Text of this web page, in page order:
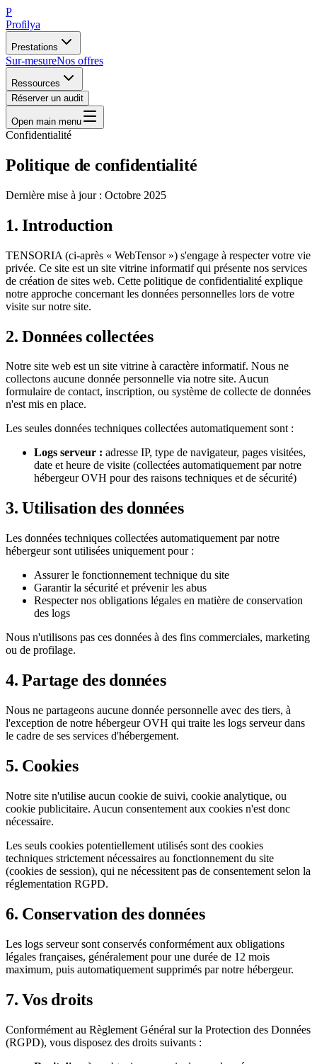
P
Profilya
Prestations
Sur-mesureNos offres
Ressources
Réserver un audit
Open main menu
Confidentialité
Politique de confidentialité
Dernière mise à jour : Octobre 2025
1. Introduction
TENSORIA (ci-après « WebTensor ») s'engage à respecter votre vie
privée. Ce site est un site vitrine informatif qui présente nos services
de création de sites web. Cette politique de confidentialité explique
notre approche concernant les données personnelles lors de votre
visite sur notre site.
2. Données collectées
Notre site web est un site vitrine à caractère informatif. Nous ne
collectons aucune donnée personnelle via notre site. Aucun
formulaire de contact, inscription, ou système de collecte de données
n'est mis en place.
Les seules données techniques collectées automatiquement sont :
Logs serveur : adresse IP, type de navigateur, pages visitées,
date et heure de visite (collectées automatiquement par notre
hébergeur OVH pour des raisons techniques et de sécurité)
3. Utilisation des données
Les données techniques collectées automatiquement par notre
hébergeur sont utilisées uniquement pour :
Assurer le fonctionnement technique du site
Garantir la sécurité et prévenir les abus
Respecter nos obligations légales en matière de conservation
des logs
Nous n'utilisons pas ces données à des fins commerciales, marketing
ou de profilage.
4. Partage des données
Nous ne partageons aucune donnée personnelle avec des tiers, à
l'exception de notre hébergeur OVH qui traite les logs serveur dans
le cadre de ses services d'hébergement.
5. Cookies
Notre site n'utilise aucun cookie de suivi, cookie analytique, ou
cookie publicitaire. Aucun consentement aux cookies n'est donc
nécessaire.
Les seuls cookies potentiellement utilisés sont des cookies
techniques strictement nécessaires au fonctionnement du site
(cookies de session), qui ne nécessitent pas de consentement selon la
réglementation RGPD.
6. Conservation des données
Les logs serveur sont conservés conformément aux obligations
légales françaises, généralement pour une durée de 12 mois
maximum, puis automatiquement supprimés par notre hébergeur.
7. Vos droits
Conformément au Règlement Général sur la Protection des Données
(RGPD), vous disposez des droits suivants :